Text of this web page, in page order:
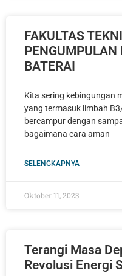
FAKULTAS
BATERAI
Kita sering kebingungan
yang termasuk limbah
bercampur dengan
bagaimana cara aman
SELENGKAPNYA
Oktober 11, 2023
Terangi Masa
Revolusi Energi